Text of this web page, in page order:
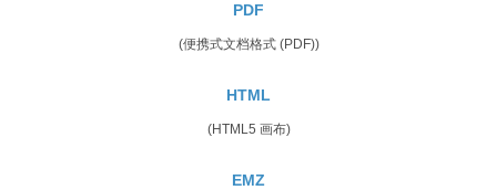
PDF
(便携式文档格式 (PDF))
HTML
(HTML5 画布)
EMZ